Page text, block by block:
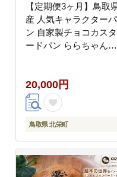
【定期便3ヶ月】鳥取
産 人気キャラクターパ
ン 自家製チョコカスタ
ードパン ららちゃんの
20,000円
鳥取県 北栄町